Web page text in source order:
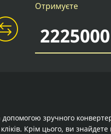
Отримуєте
зручного
Крім цього, ви